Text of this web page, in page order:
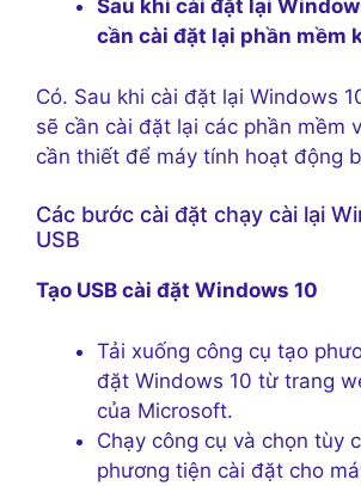
Sau khi cài đặt lại
cần cài đặt lại phần mềm
Có. Sau khi cài đặt lại Windows
sẽ cần cài đặt lại các phần mềm
cần thiết để máy tính hoạt động
Các bước cài đặt chạy cài lại
USB
Tạo USB cài đặt Windows 10
Tải xuống công cụ tạo
đặt Windows 10 từ trang
của Microsoft.
Chạy công cụ và chọn tùy
phương tiện cài đặt cho